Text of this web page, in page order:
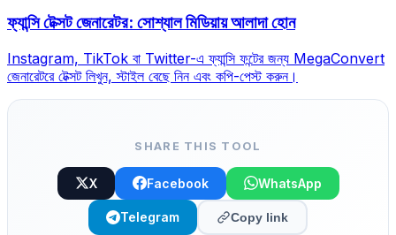
ফ্যান্সি টেক্সট জেনারেটর: সোশ্যাল মিডিয়ায় আলাদা হোন
Instagram, TikTok বা Twitter-এ ফ্যান্সি ফন্টের জন্য MegaConvert
জেনারেটরে টেক্সট লিখুন, স্টাইল বেছে নিন এবং কপি-পেস্ট করুন।
SHARE THIS TOOL
X Facebook WhatsApp
Telegram Copy link